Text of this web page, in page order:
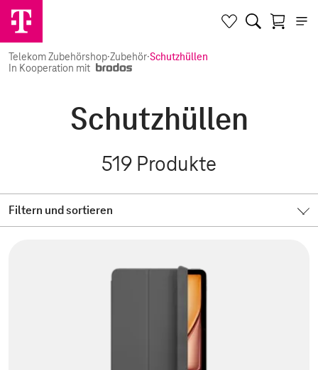
Telekom Zubehörshop·Zubehör·Schutzhüllen
In Kooperation mit
Schutzhüllen
519 Produkte
Filtern und sortieren